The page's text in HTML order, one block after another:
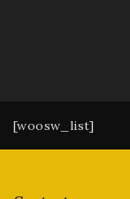
[woosw_list]